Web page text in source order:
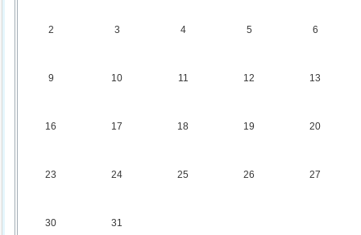
2 3 4 5 6
9 10 11 12 13
16 17 18 19 20
23 24 25 26 27
30 31